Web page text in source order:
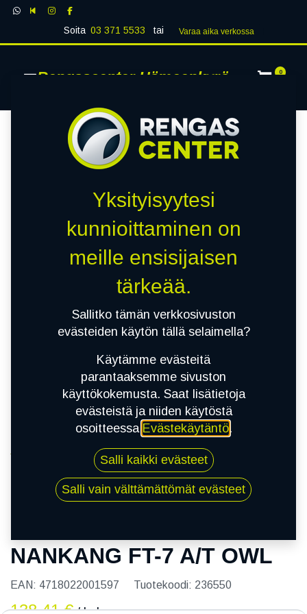
Soita 03 371 5533 tai Varaa aika verk​​​​ossa
Rengascenter Hämeenkyrö 0
205/80R16C 110/108S NANKANG FT-7 A/T OWL
NANKANG FT-7 A/T OWL
EAN: 4718022001597 Tuotekoodi: 236550
138,41€
Yksityisyytesi
kunnioittaminen on
meille ensisijaisen
tärkeää.
Sallitko tämän verkkosivuston
evästeiden käytön tällä selaimella?
Käytämme evästeitä
parantaaksemme sivuston
käyttökokemusta. Saat lisätietoja
evästeistä ja niiden käytöstä
osoitteessa Evästekäytäntö.
Salli kaikki evästeet
Salli vain välttämättömät evästeet